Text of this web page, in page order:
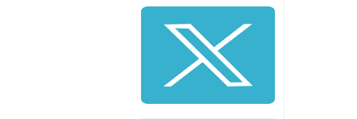
שלמה פילבר (עד
לאחרונה מנכ"ל משרד
התקשורת) - עד
מדינה? הצחקתם